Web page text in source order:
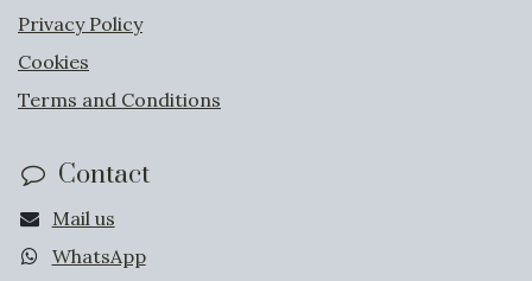
Privacy Policy
Cookies
Terms and Conditions
Contact
Mail us
WhatsApp